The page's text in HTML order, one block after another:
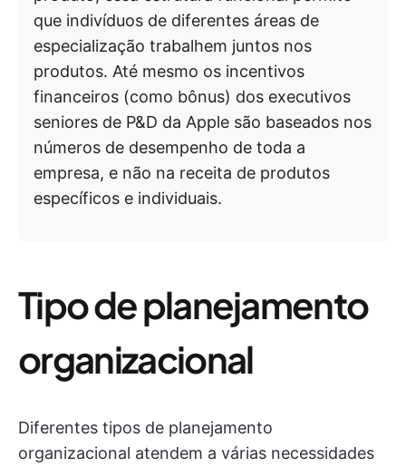
que indivíduos de diferentes áreas de
especialização trabalhem juntos nos
produtos. Até mesmo os incentivos
financeiros (como bônus) dos executivos
seniores de P&D da Apple são baseados nos
números de desempenho de toda a
empresa, e não na receita de produtos
específicos e individuais.
Tipo de planejamento
organizacional
Diferentes tipos de planejamento
organizacional atendem a várias necessidades